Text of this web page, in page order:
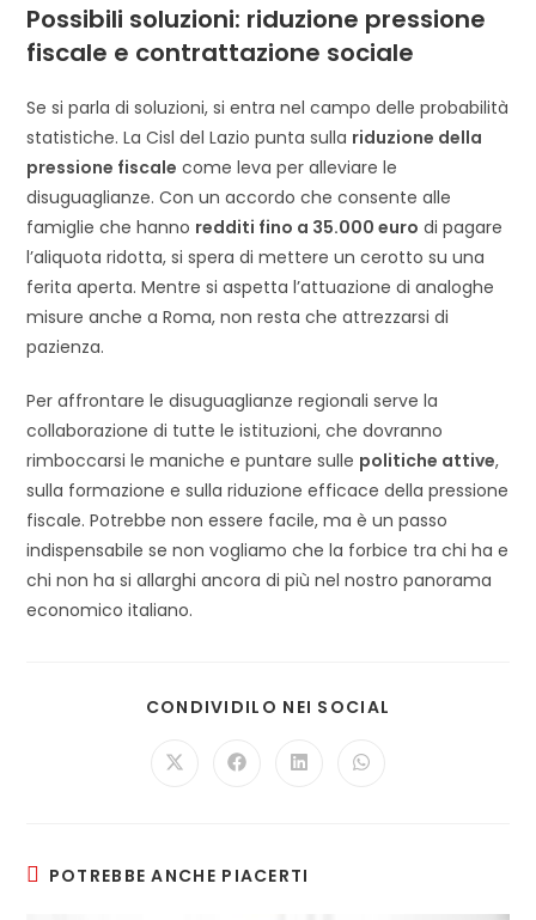
Possibili soluzioni: riduzione pressione
fiscale e contrattazione sociale
Se si parla di soluzioni, si entra nel campo delle probabilità
statistiche. La Cisl del Lazio punta sulla riduzione della
pressione fiscale come leva per alleviare le
disuguaglianze. Con un accordo che consente alle
famiglie che hanno redditi fino a 35.000 euro di pagare
l’aliquota ridotta, si spera di mettere un cerotto su una
ferita aperta. Mentre si aspetta l’attuazione di analoghe
misure anche a Roma, non resta che attrezzarsi di
pazienza.
Per affrontare le disuguaglianze regionali serve la
collaborazione di tutte le istituzioni, che dovranno
rimboccarsi le maniche e puntare sulle politiche attive,
sulla formazione e sulla riduzione efficace della pressione
fiscale. Potrebbe non essere facile, ma è un passo
indispensabile se non vogliamo che la forbice tra chi ha e
chi non ha si allarghi ancora di più nel nostro panorama
economico italiano.
CONDIVIDILO NEI SOCIAL
Opens Opens Opens Opens
POTREBBE ANCHE PIACERTI